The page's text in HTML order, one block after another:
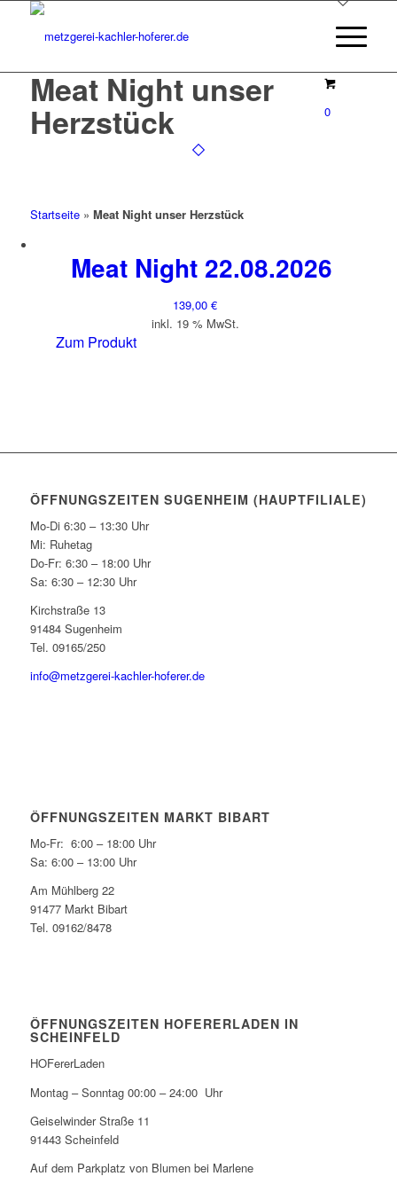
0
Meat Night unser
Herzstück
Startseite» Meat Night unser Herzstück
Meat Night 22.08.2026
139,00€
inkl. 19 % MwSt.
Zum Produkt
ÖFFNUNGSZEITEN SUGENHEIM (HAUPTFILIALE)
Mo-Di 6:30 – 13:30 Uhr
Mi: Ruhetag
Do-Fr: 6:30 – 18:00 Uhr
Sa: 6:30 – 12:30 Uhr
Kirchstraße 13
91484 Sugenheim
Tel. 09165/250
info@metzgerei-kachler-hoferer.de
ÖFFNUNGSZEITEN MARKT BIBART
Mo-Fr: 6:00 – 18:00 Uhr
Sa: 6:00 – 13:00 Uhr
Am Mühlberg 22
91477 Markt Bibart
Tel. 09162/8478
ÖFFNUNGSZEITEN HOFERERLADEN IN
SCHEINFELD
HOFererLaden
Montag – Sonntag 00:00 – 24:00 Uhr
Geiselwinder Straße 11
91443 Scheinfeld
Auf dem Parkplatz von Blumen bei Marlene